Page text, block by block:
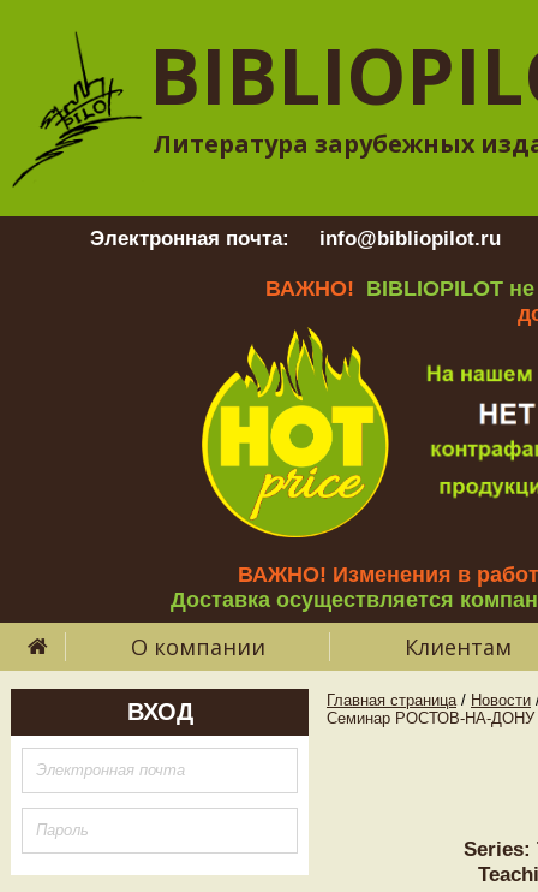
Литература зарубежных
Электронная почта: info@bibliopilot.ru
ВАЖНО! BIBLIOPILOT
ВАЖНО! Изменения в
Доставка осуществляется
О компании Клиентам
ВХОД Главная страница / Новости
Семинар РОСТОВ-НА-ДОНУ
Series: